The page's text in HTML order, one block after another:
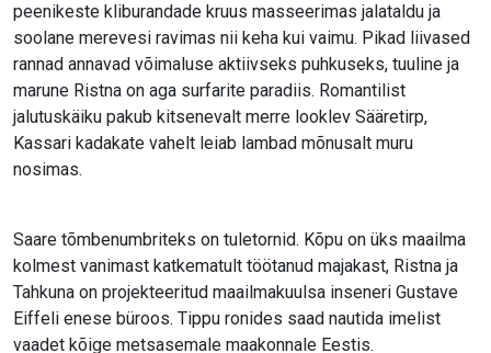
peenikeste kliburandade kruus masseerimas jalataldu ja
soolane merevesi ravimas nii keha kui vaimu. Pikad liivased
rannad annavad võimaluse aktiivseks puhkuseks, tuuline ja
marune Ristna on aga surfarite paradiis. Romantilist
jalutuskäiku pakub kitsenevalt merre looklev Sääretirp,
Kassari kadakate vahelt leiab lambad mõnusalt muru
nosimas.
Saare tõmbenumbriteks on tuletornid. Kõpu on üks maailma
kolmest vanimast katkematult töötanud majakast, Ristna ja
Tahkuna on projekteeritud maailmakuulsa inseneri Gustave
Eiffeli enese büroos. Tippu ronides saad nautida imelist
vaadet kõige metsasemale maakonnale Eestis.